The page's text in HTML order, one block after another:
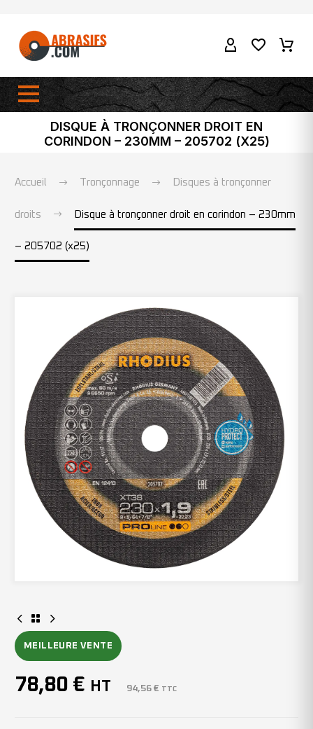
DISQUE À TRONÇONNER DROIT EN
CORINDON – 230MM – 205702 (X25)
Accueil Tronçonnage Disques à tronçonner
droits Disque à tronçonner droit en corindon – 230mm
– 205702 (x25)
MEILLEURE VENTE
78,80 € HT 94,56 € TTC